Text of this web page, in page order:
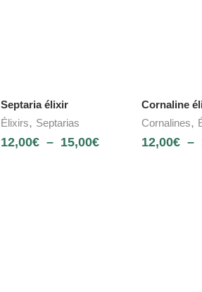
Septaria élixir
Élixirs, Septarias
12,00€ – 15,00€
Cornaline
Cornalines,
12,00€ –